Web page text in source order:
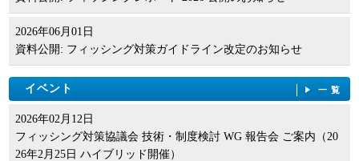
2026年06月01日
資料公開: フィッシング対策ガイドライン改定のお知らせ
イベント 一覧
2026年02月12日
フィッシング対策協議会 技術・制度検討 WG 報告会 ご案内（20
26年2月25日 ハイブリッド開催）